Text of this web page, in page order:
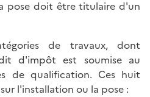
pose doit être titulaire d'un
de travaux, dont
d'impôt est soumise au
de qualification. Ces huit
l'installation ou la pose :